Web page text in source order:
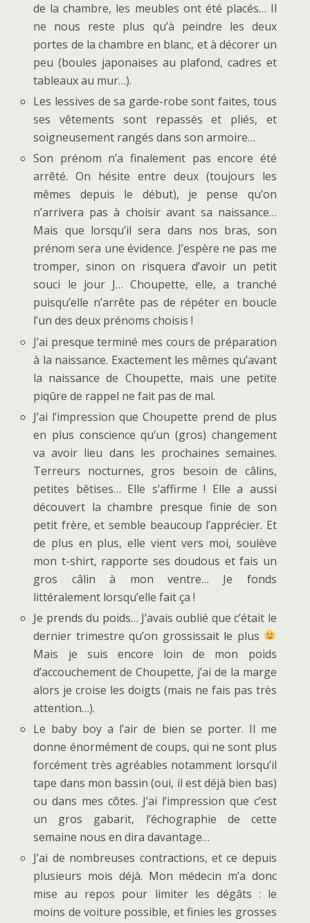
de la chambre, les meubles ont été placés… Il
ne nous reste plus qu’à peindre les deux
portes de la chambre en blanc, et à décorer un
peu (boules japonaises au plafond, cadres et
tableaux au mur…).
Les lessives de sa garde-robe sont faites, tous
ses vêtements sont repassés et pliés, et
soigneusement rangés dans son armoire…
Son prénom n’a finalement pas encore été
arrêté. On hésite entre deux (toujours les
mêmes depuis le début), je pense qu’on
n’arrivera pas à choisir avant sa naissance…
Mais que lorsqu’il sera dans nos bras, son
prénom sera une évidence. J’espère ne pas me
tromper, sinon on risquera d’avoir un petit
souci le jour J… Choupette, elle, a tranché
puisqu’elle n’arrête pas de répéter en boucle
l’un des deux prénoms choisis !
J’ai presque terminé mes cours de préparation
à la naissance. Exactement les mêmes qu’avant
la naissance de Choupette, mais une petite
piqûre de rappel ne fait pas de mal.
J’ai l’impression que Choupette prend de plus
en plus conscience qu’un (gros) changement
va avoir lieu dans les prochaines semaines.
Terreurs nocturnes, gros besoin de câlins,
petites bêtises… Elle s’affirme ! Elle a aussi
découvert la chambre presque finie de son
petit frère, et semble beaucoup l’apprécier. Et
de plus en plus, elle vient vers moi, soulève
mon t-shirt, rapporte ses doudous et fais un
gros câlin à mon ventre… Je fonds
littéralement lorsqu’elle fait ça !
Je prends du poids… J’avais oublié que c’était le
dernier trimestre qu’on grossissait le plus
Mais je suis encore loin de mon poids
d’accouchement de Choupette, j’ai de la marge
alors je croise les doigts (mais ne fais pas très
attention…).
Le baby boy a l’air de bien se porter. Il me
donne énormément de coups, qui ne sont plus
forcément très agréables notamment lorsqu’il
tape dans mon bassin (oui, il est déjà bien bas)
ou dans mes côtes. J’ai l’impression que c’est
un gros gabarit, l’échographie de cette
semaine nous en dira davantage…
J’ai de nombreuses contractions, et ce depuis
plusieurs mois déjà. Mon médecin m’a donc
mise au repos pour limiter les dégâts : le
moins de voiture possible, et finies les grosses